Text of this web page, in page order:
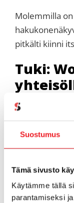
Suostumus
Tämä sivusto
Käytämme tällä
parantamiseksi
Molemmilla
pitkälti kiinni
Tuki:
WordPress-
löytyy
Youtubesta